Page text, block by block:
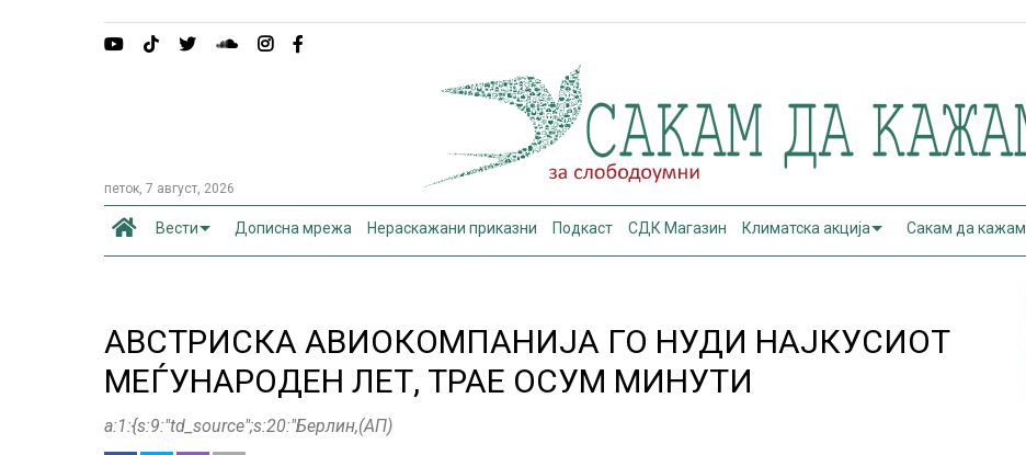
петок, 7 август, 2026
Вести Дописна мрежа Нераскажани приказни Подкаст СДК Магазин Климатска акција Сакам да кажам
АВСТРИСКА АВИОКОМПАНИЈА ГО НУДИ НАЈКУСИОТ
МЕЃУНАРОДЕН ЛЕТ, ТРАЕ ОСУМ МИНУТИ
a:1:{s:9:"td_source";s:20:"Берлин,(АП)